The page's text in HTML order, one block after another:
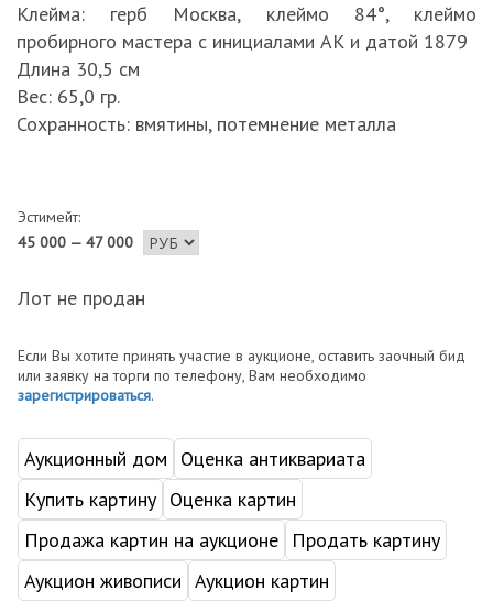
Клейма: герб Москва, клеймо 84°, клеймо
пробирного мастера с инициалами АК и датой 1879
Длина 30,5 см
Вес: 65,0 гр.
Сохранность: вмятины, потемнение металла
Эстимейт:
45 000 — 47 000
Лот не продан
Если Вы хотите принять участие в аукционе, оставить заочный бид
или заявку на торги по телефону, Вам необходимо
зарегистрироваться.
Аукционный дом
Оценка антиквариата
Купить картину Оценка картин
Продажа картин на аукционе
Продать картину
Аукцион живописи Аукцион картин